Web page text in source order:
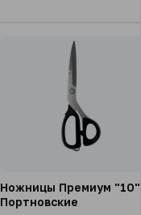
Ножницы Премиум "10"
Портновские